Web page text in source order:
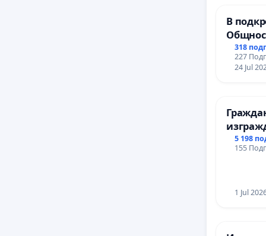
В
Църква
318
227
24 Jul
парк
5 198
155
1 Jul